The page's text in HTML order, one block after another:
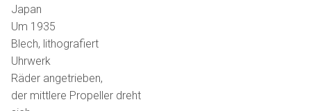
Japan
Um 1935
Blech, lithografiert
Uhrwerk
Räder angetrieben,
der mittlere Propeller dreht